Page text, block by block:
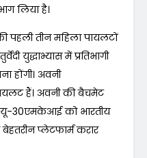
लिया है।
पहली तीन महिला पायलटों
युद्धाभ्यास में प्रतिभागी
होंगी। अवनी
हैं। अवनी की बैचमेट
30एमकेआई को भारतीय
प्लेटफार्म करार